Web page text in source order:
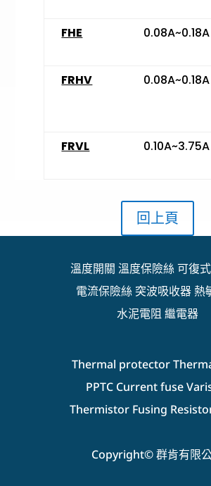
FHE 0.08A~0.18A
FRHV 0.08A~0.18A
FRVL 0.10A~3.75A
回上頁
溫度開關 溫度保險絲可復
電流保險絲突波吸收器 熱
水泥電阻 繼電器
Thermal protector
PPTC Current fuse
Thermistor Fusing
Copyright© 群肯有限